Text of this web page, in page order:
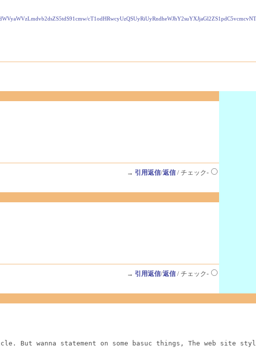
→ 引用返信/返信/ チェック-
→ 引用返信/返信/ チェック-
But wanna statement on some basuc things, The web